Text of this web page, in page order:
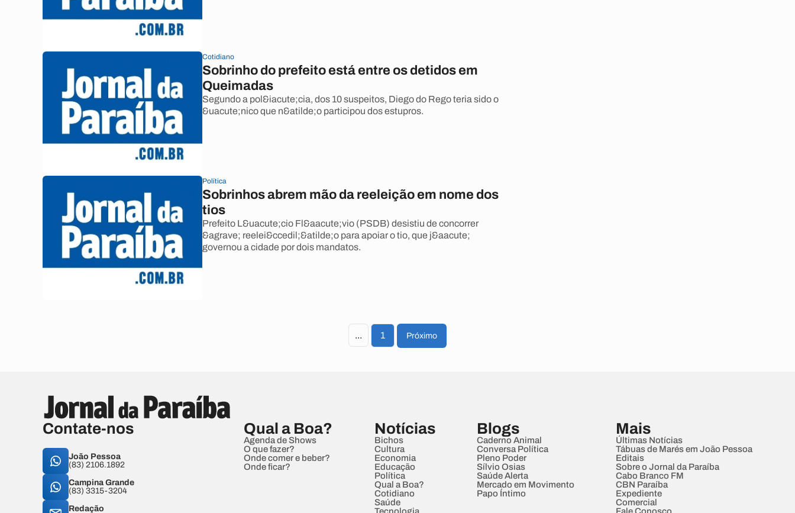
Cotidiano
Sobrinho do prefeito está entre os detidos em
Queimadas
Segundo a pol&iacute;cia, dos 10 suspeitos, Diego do Rego teria sido o
&uacute;nico que n&atilde;o participou dos estupros.
Política
Sobrinhos abrem mão da reeleição em nome dos
tios
Prefeito L&uacute;cio Fl&aacute;vio (PSDB) desistiu de concorrer
&agrave; reelei&ccedil;&atilde;o para apoiar o tio, que j&aacute;
governou a cidade por dois mandatos.
... 1 Próximo
Contate-nos
João Pessoa
(83) 2106.1892
Campina Grande
(83) 3315-3204
Redação
Qual a Boa?
Agenda de Shows
O que fazer?
Onde comer e beber?
Onde ficar?
Notícias
Bichos
Cultura
Economia
Educação
Política
Qual a Boa?
Cotidiano
Saúde
Blogs
Caderno Animal
Conversa Política
Pleno Poder
Sílvio Osias
Saúde Alerta
Mercado em Movimento
Papo Íntimo
Mais
Últimas Notícias
Tábuas de Marés em João Pessoa
Editais
Sobre o Jornal da Paraíba
Cabo Branco FM
CBN Paraíba
Expediente
Comercial